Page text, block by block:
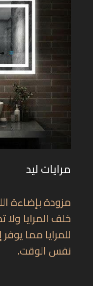
مرايات ليد
مزودة بإضاءة
خلف المرايا
للمرايا مما
نفس الوقت.